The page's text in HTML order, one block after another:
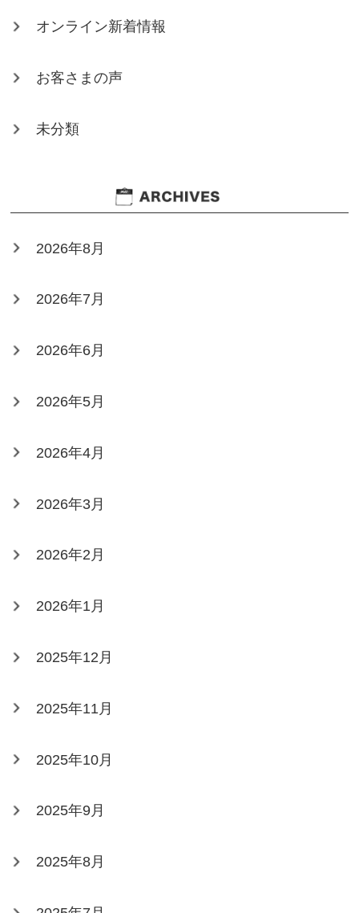
オンライン新着情報
お客さまの声
未分類
2026年8月
2026年7月
2026年6月
2026年5月
2026年4月
2026年3月
2026年2月
2026年1月
2025年12月
2025年11月
2025年10月
2025年9月
2025年8月